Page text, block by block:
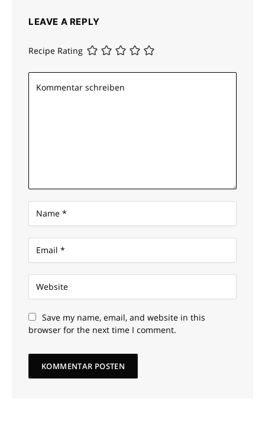
LEAVE A REPLY
Recipe Rating
Save my name, email, and website in this
browser for the next time I comment.